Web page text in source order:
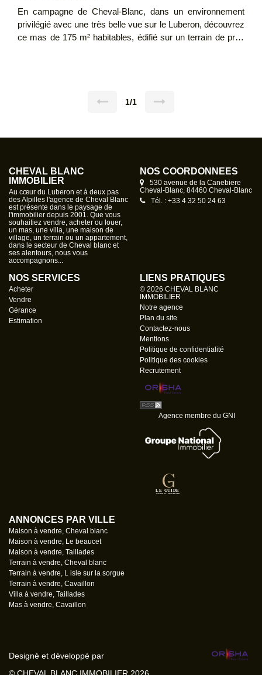
En campagne de Cheval-Blanc, dans un environnement
privilégié avec une très belle vue sur le Luberon, découvrez
ce mas de 175 m² habitables, édifié sur un terrain de près
d'un grand séjour lumineux, d'une cuisine spacieuse, de
grand garage avec grenier. Pompe à chaleur, charpente
menuiseries en aluminium double vitrage. Quelques
travaux de rafraîchissement restent à prévoir pour mettre le
bien au goût du jour. Un bien rare à la vente, offrant de
nombreuses possibilités : résidence principale, activité
agricole, artisanale . Honoraires à l a charge du vendeur
DPE : D GES : D Montant estimé des dépenses annuelles
d'énergie pour un usage standard : entre 2240€ et 3070 €.
Prix moyens des énergies indexés au 1er janvier 2021.
1/1
CHEVAL BLANC
IMMOBILIER
Au cœur du Luberon et à deux pas
des Alpilles l'agence de Cheval Blanc
est présente dans le paysage de
l'immobilier depuis 2001. Que vous
souhaitiez vendre, acheter ou louer,
un mas, une villa, une maison de
village, un terrain ou un appartement,
dans le secteur de Cheval blanc et
ses alentours, nous vous
accompagnons...
NOS COORDONNÉES
530 avenue de la Canebiere
Cheval-Blanc, 84460 Cheval-Blanc
Tél. : +33 4 32 50 24 63
NOS SERVICES
Acheter
Vendre
Gérance
Estimation
LIENS PRATIQUES
© 2026 CHEVAL BLANC
IMMOBILIER
Notre agence
Plan du site
Contactez-nous
Mentions
Politique de confidentialité
Politique des cookies
Recrutement
Agence membre du GNI
ANNONCES PAR VILLE
Maison à vendre, Cheval blanc
Maison à vendre, Le beaucet
Maison à vendre, Taillades
Terrain à vendre, Cheval blanc
Terrain à vendre, L isle sur la sorgue
Terrain à vendre, Cavaillon
Villa à vendre, Taillades
Mas à vendre, Cavaillon
Designé et développé par